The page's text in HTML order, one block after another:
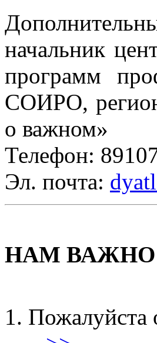
начальник
программ
СОИРО,
о важном»
Телефон:
Эл. почта:
НАМ
Пожалуйста